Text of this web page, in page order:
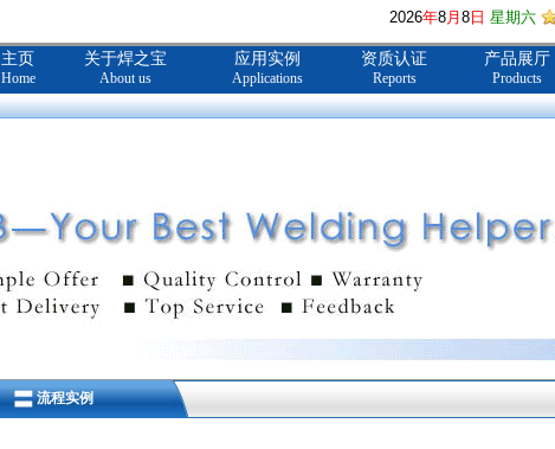
2026年8月 8 日 星期六
主页 关于焊之宝 应用实例 资质认证 产品展厅
Home About us Applications Reports Products
流程实例